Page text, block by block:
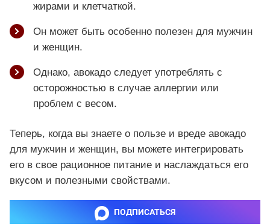
жирами и клетчаткой.
Он может быть особенно полезен для мужчин
и женщин.
Однако, авокадо следует употреблять с
осторожностью в случае аллергии или
проблем с весом.
Теперь, когда вы знаете о пользе и вреде авокадо
для мужчин и женщин, вы можете интегрировать
его в свое рационное питание и наслаждаться его
вкусом и полезными свойствами.
ПОДПИСАТЬСЯ